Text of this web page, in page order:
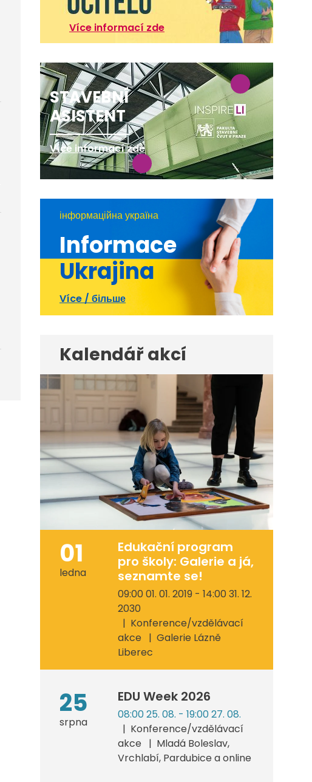
Více informací zde
STAVEBNÍ
ASISTENT
Více informací zde
інформаційна україна
Informace
Ukrajina
Více / більше
Kalendář akcí
01
ledna
Edukační program
pro školy: Galerie a já,
seznamte se!
09:00 01. 01. 2019 - 14:00 31. 12.
2030
Konference/vzdělávací
akce
Galerie Lázně
Liberec
25
srpna
EDU Week 2026
08:00 25. 08. - 19:00 27. 08.
Konference/vzdělávací
akce
Mladá Boleslav,
Vrchlabí, Pardubice a online